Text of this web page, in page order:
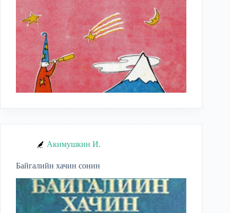
Акимушкин И.
Байгалийн хачин сонин